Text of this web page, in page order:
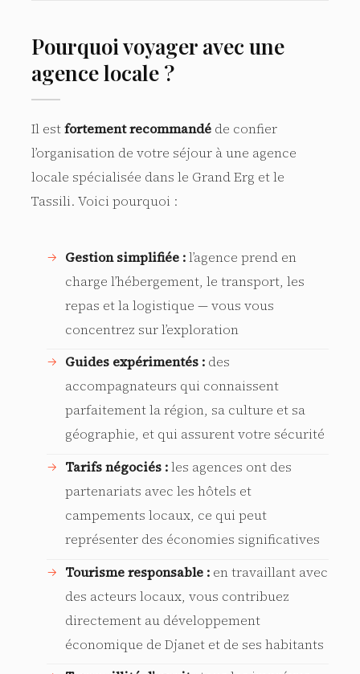
Pourquoi voyager avec une
agence locale ?
Il estfortement recommandé de confier
l’organisation de votre séjour à une agence
locale spécialisée dans le Grand Erg et le
Tassili. Voici pourquoi :
Gestion simplifiée :l’agence prend en
charge l’hébergement, le transport, les
repas et la logistique — vous vous
concentrez sur l’exploration
Guides expérimentés :des
accompagnateurs qui connaissent
parfaitement la région, sa culture et sa
géographie, et qui assurent votre sécurité
Tarifs négociés :les agences ont des
partenariats avec les hôtels et
campements locaux, ce qui peut
représenter des économies significatives
Tourisme responsable :en travaillant avec
des acteurs locaux, vous contribuez
directement au développement
économique de Djanet et de ses habitants